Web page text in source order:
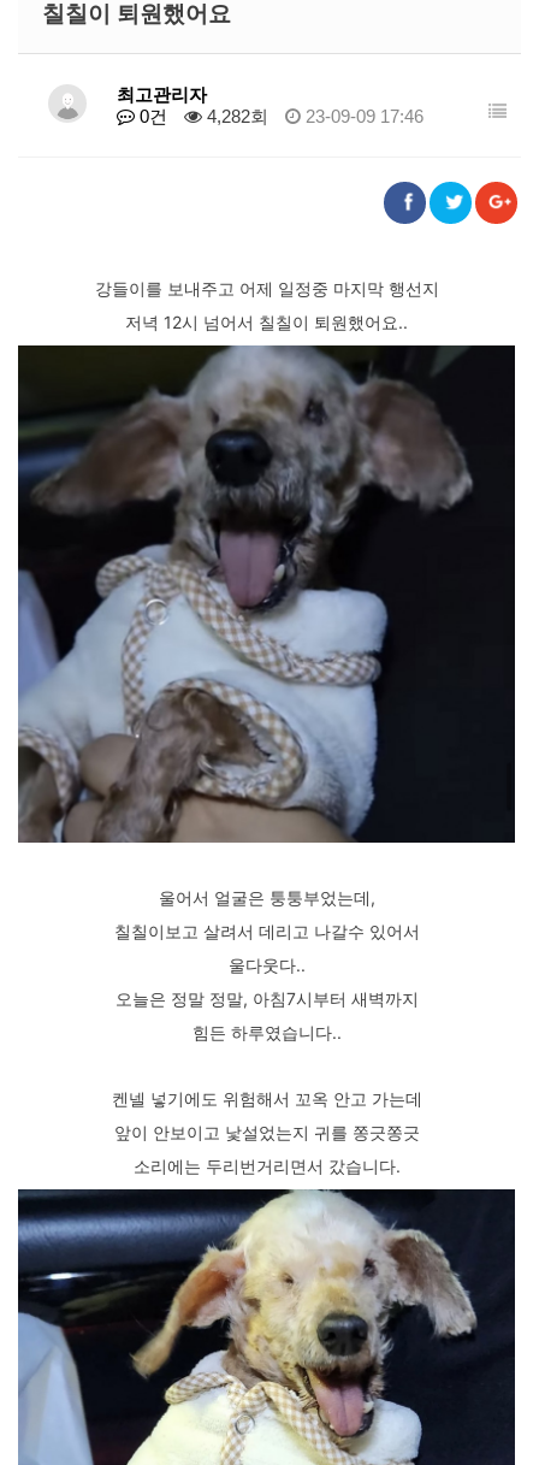
칠칠이 퇴원했어요
최고관리자
0건
4,282회 23-09-09 17:46
강들이를 보내주고 어제 일정중 마지막 행선지
저녁 12시 넘어서 칠칠이 퇴원했어요..
울어서 얼굴은 퉁퉁부었는데,
칠칠이보고 살려서 데리고 나갈수 있어서
울다웃다..
오늘은 정말 정말, 아침7시부터 새벽까지
힘든 하루였습니다..
켄넬 넣기에도 위험해서 꼬옥 안고 가는데
앞이 안보이고 낯설었는지 귀를 쫑긋쫑긋
소리에는 두리번거리면서 갔습니다.